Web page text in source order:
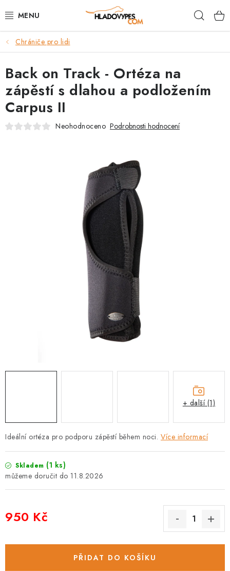
na
POTŘEBY PRO PSY
TAMI PŘEPRAVNÍ BOXY
SPORT SE PSEM
BACK ON TRACK
VĚRNOSTNÍ PROGRAM
VÝMĚNA, VRÁCENÍ A REKLAMACE
Doprava a platba
Podmínky ochrany osobních údajů
Hodnocení obchodu
Chrániče pro lidi
Ideální ortéza pro podporu zápěstí během noci. Více informací
Skladem (1 ks)
11.8.2026
950 Kč
PŘIDAT DO KOŠÍKU
Back on Track - Ortéza na
zápěstí s dlahou a podložením
Carpus II
Neohodnoceno Podrobnosti hodnocení
+ další (1)